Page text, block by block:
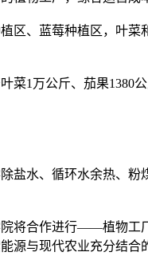
区、蓝莓种植区，叶
1万公斤、茄果1380公
水、循环水余热、粉
将合作进行——植物工
源与现代农业充分结合